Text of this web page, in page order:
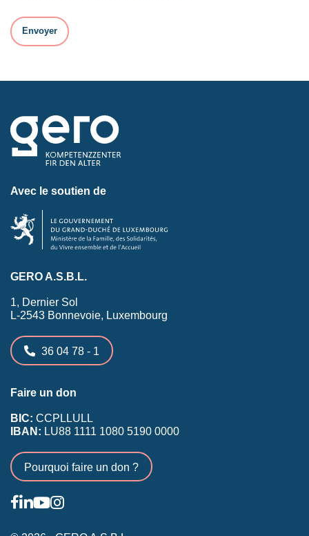
Avec le soutien de
GERO A.S.B.L.
1, Dernier Sol
L-2543 Bonnevoie, Luxembourg
36 04 78 - 1
Faire un don
BIC: CCPLLULL
IBAN: LU88 1111 1080 5190 0000
Pourquoi faire un don ?